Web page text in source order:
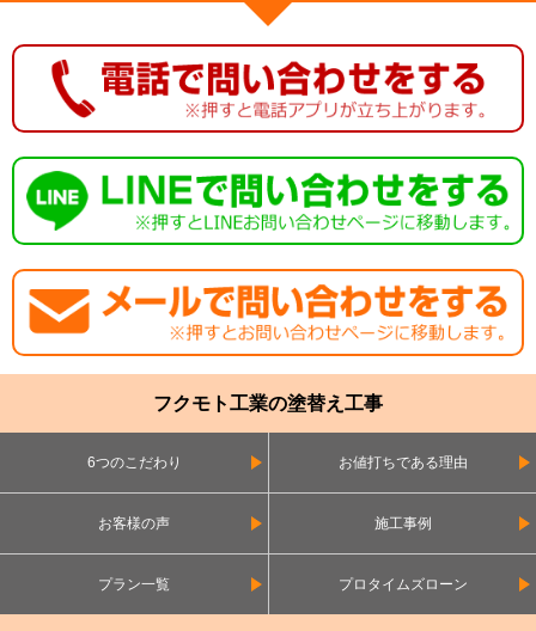
フクモト工業の塗替え工事
6つのこだわり お値打ちである理由
お客様の声 施工事例
プラン一覧 プロタイムズローン